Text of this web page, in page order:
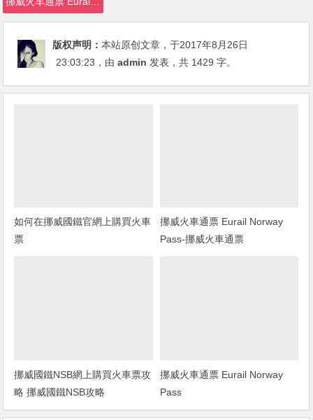
版权声明：本站原创文章，于2017年8月26日
23:03:23 ，由admin 发表，共 1429 字。
如何在挪威國鐵官網上購買火車
票
挪威火車通票 Eurail Norway
Pass-挪威火車通票
挪威國鐵NSB網上購買火車票攻
略 挪威國鐵NSB攻略
挪威火車通票 Eurail Norway
Pass